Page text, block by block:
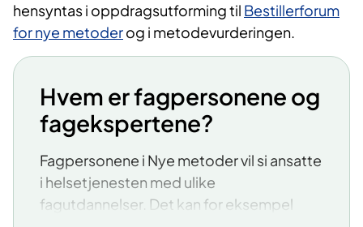
hensyntas i oppdragsutforming til Bestillerforum
for nye metoderog i metodevurderingen.
Hvem er fagpersonene og
fagekspertene?
Fagpersonene i Nye metoder vil si ansatte
i helsetjenesten med ulike
fagutdannelser. Det kan for eksempel